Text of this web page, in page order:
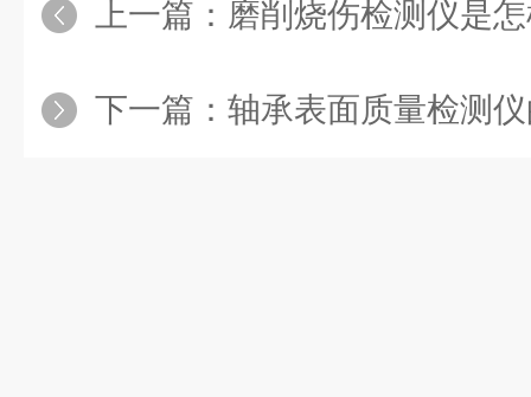
上一篇： 磨削烧伤检测仪是怎样
下一篇： 轴承表面质量检测